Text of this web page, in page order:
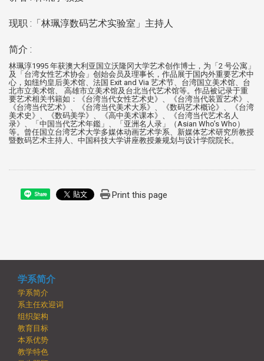
现职 :「林珮淳数码艺术实验室」主持人
简介 :
林珮淳1995 年获澳大利亚国立沃隆冈大学艺术创作博士，为「2 号公寓」
及「台湾女性艺术协会」创始会员及理事长，作品展于国内外重要艺术中
心，如纽约皇后美术馆、法国 Exit and Via 艺术节、台湾国立美术馆、台
北市立美术馆、 高雄市立美术馆及台北当代艺术馆等。作品被记录于重
要艺术相关书籍如：《台湾当代女性艺术史》、《台湾当代装置艺术》、
《台湾当代艺术》、《台湾当代美术大系》、《数码艺术概论》、《台湾
美术史》、《数码美学》、《高中美术课本》、《台湾当代艺术名人
录》、「中国当代艺术年鑑」、「亚洲名人录」（Asian Who’s Who）
等。曾任国立台湾艺术大学多媒体动画艺术学系、新媒体艺术研究所教授
暨数码艺术主持人、中国科技大学讲座教授兼规划与设计学院院长。
Share Print this page
学系简介
学系简介
系主任欢迎词
组织架构
教育目标
本系优势
教学特色